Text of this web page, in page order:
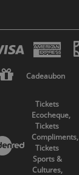
Cadeaubon
Tickets
Ecocheque,
Tickets
Compliments,
Tickets
Sports &
Cultures,